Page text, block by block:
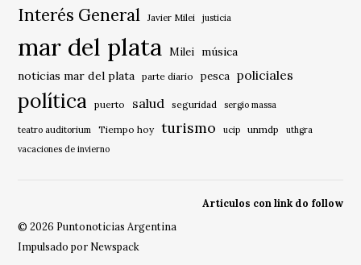
Interés General Javier Milei justicia
mar del plata Milei música
noticias mar del plata
parte diario pesca policiales
política puerto salud seguridad sergio massa
teatro auditorium Tiempo hoy turismo ucip unmdp
uthgra
vacaciones de invierno
Articulos con link do follow
© 2026 Puntonoticias Argentina
Impulsado por Newspack